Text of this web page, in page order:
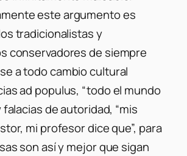
este argumento es
tradicionalistas y
conservadores de siempre
a todo cambio cultural
ad populus, “todo el mundo
falacias de autoridad, “mis
mi profesor dice que”, para
son así y mejor que sigan